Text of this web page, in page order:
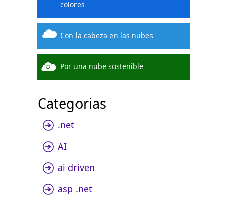
colores
Con la cabeza en las nubes
Por una nube sostenible
Categorias
.net
AI
ai driven
asp .net